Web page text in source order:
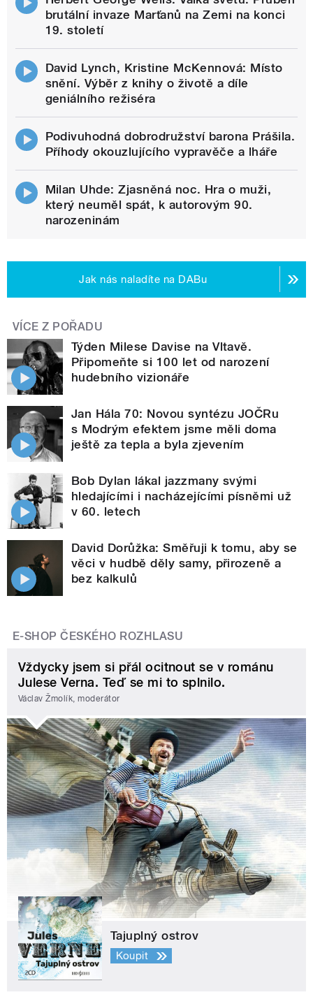
brutální invaze Marťanů na Zemi na konci
19. století
David Lynch, Kristine McKennová: Místo
snění. Výběr z knihy o životě a díle
geniálního režiséra
Podivuhodná dobrodružství barona Prášila.
Příhody okouzlujícího vypravěče a lháře
Milan Uhde: Zjasněná noc. Hra o muži,
který neuměl spát, k autorovým 90.
narozeninám
Jak nás naladíte na DABu
VÍCE Z POŘADU
Týden Milese Davise na Vltavě.
Připomeňte si 100 let od narození
hudebního vizionáře
Jan Hála 70: Novou syntézu JOČRu
s Modrým efektem jsme měli doma
ještě za tepla a byla zjevením
Bob Dylan lákal jazzmany svými
hledajícími i nacházejícími písněmi už
v 60. letech
David Dorůžka: Směřuji k tomu, aby se
věci v hudbě děly samy, přirozeně a
bez kalkulů
E-SHOP ČESKÉHO ROZHLASU
Vždycky jsem si přál ocitnout se v románu
Julese Verna. Teď se mi to splnilo.
Václav Žmolík, moderátor
Tajuplný ostrov
Koupit